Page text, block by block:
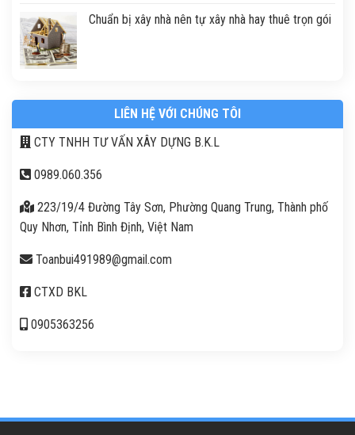
Chuẩn bị xây nhà nên tự xây nhà hay thuê trọn gói
LIÊN HỆ VỚI CHÚNG TÔI
CTY TNHH TƯ VẤN XÂY DỰNG B.K.L
0989.060.356
223/19/4 Đường Tây Sơn, Phường Quang Trung, Thành phố
Quy Nhơn, Tỉnh Bình Định, Việt Nam
Toanbui491989@gmail.com
CTXD BKL
0905363256